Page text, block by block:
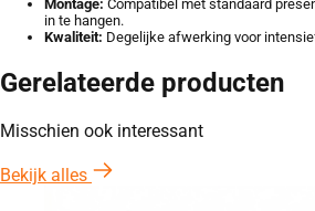
Montage: Compatibel met standaard
in te hangen.
Kwaliteit: Degelijke afwerking voor
Gerelateerde producten
Misschien ook interessant
Bekijk alles